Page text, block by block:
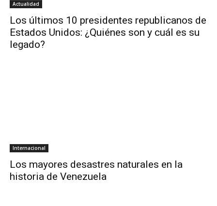
Actualidad
Los últimos 10 presidentes republicanos de
Estados Unidos: ¿Quiénes son y cuál es su
legado?
Internacional
Los mayores desastres naturales en la
historia de Venezuela